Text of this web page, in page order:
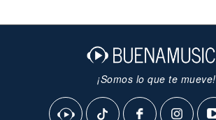
¡Somos lo que te mueve!